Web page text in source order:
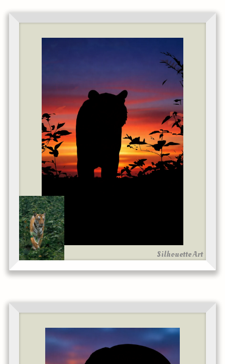
Silhouette Art